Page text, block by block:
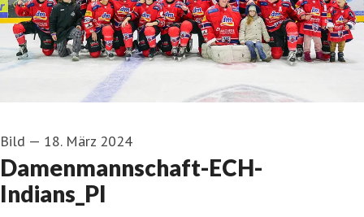
Bild — 18. März 2024
Damenmannschaft-ECH-
Indians_PI